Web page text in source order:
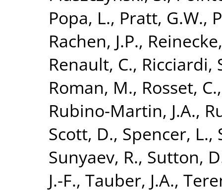
Popa, L., Pratt, G.W.,
Rachen, J.P.,
Renault, C., Ricciardi,
Roman, M., Rosset, C.
Rubino-Martin, J.A.,
Scott, D., Spencer, L.,
Sunyaev, R., Sutton,
J.-F., Tauber, J.A.,